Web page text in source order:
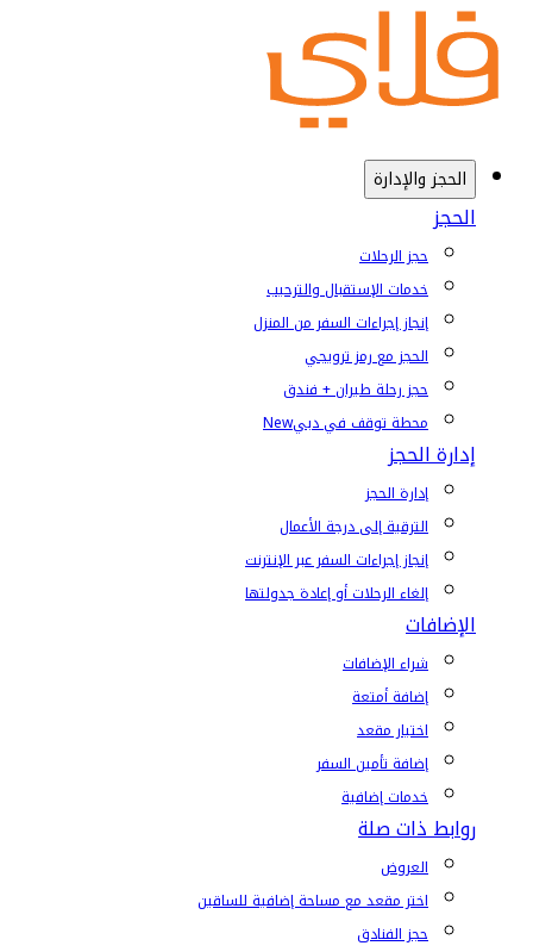
الحجز والإدارة
الحجز
حجز الرحلات
خدمات الإستقبال والترحيب
إنجاز إجراءات السفر من المنزل
الحجز مع رمز ترويجي
حجز رحلة طيران + فندق
محطة توقف في دبيNew
إدارة الحجز
إدارة الحجز
الترقية إلى درجة الأعمال
إنجاز إجراءات السفر عبر الإنترنت
إلغاء الرحلات أو إعادة جدولتها
الإضافات
شراء الإضافات
إضافة أمتعة
اختيار مقعد
إضافة تأمين السفر
خدمات إضافية
روابط ذات صلة
العروض
اختر مقعد مع مساحة إضافية للساقين
حجز الفنادق